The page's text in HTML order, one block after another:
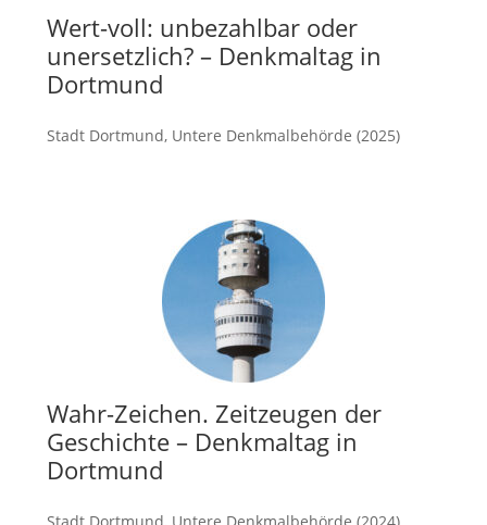
Wert-voll: unbezahlbar oder
unersetzlich? – Denkmaltag in
Dortmund
Stadt Dortmund, Untere Denkmalbehörde (2025)
Wahr-Zeichen. Zeitzeugen der
Geschichte – Denkmaltag in
Dortmund